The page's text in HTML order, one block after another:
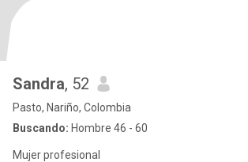
Sandra, 52
Pasto, Nariño, Colombia
Buscando: Hombre 46 - 60
Mujer profesional